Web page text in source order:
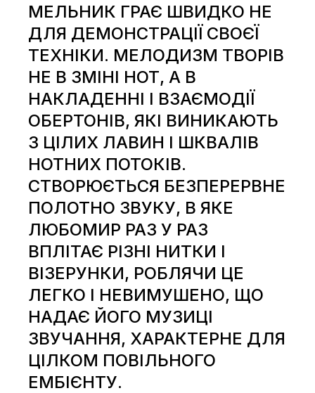
МЕЛЬНИК ГРАЄ ШВИДКО НЕ
ДЛЯ ДЕМОНСТРАЦІЇ СВОЄЇ
ТЕХНІКИ. МЕЛОДИЗМ ТВОРІВ
НЕ В ЗМІНІ НОТ, А В
НАКЛАДЕННІ І ВЗАЄМОДІЇ
ОБЕРТОНІВ, ЯКІ ВИНИКАЮТЬ
З ЦІЛИХ ЛАВИН І ШКВАЛІВ
НОТНИХ ПОТОКІВ.
СТВОРЮЄТЬСЯ БЕЗПЕРЕРВНЕ
ПОЛОТНО ЗВУКУ, В ЯКЕ
ЛЮБОМИР РАЗ У РАЗ
ВПЛІТАЄ РІЗНІ НИТКИ І
ВІЗЕРУНКИ, РОБЛЯЧИ ЦЕ
ЛЕГКО І НЕВИМУШЕНО, ЩО
НАДАЄ ЙОГО МУЗИЦІ
ЗВУЧАННЯ, ХАРАКТЕРНЕ ДЛЯ
ЦІЛКОМ ПОВІЛЬНОГО
ЕМБІЄНТУ.